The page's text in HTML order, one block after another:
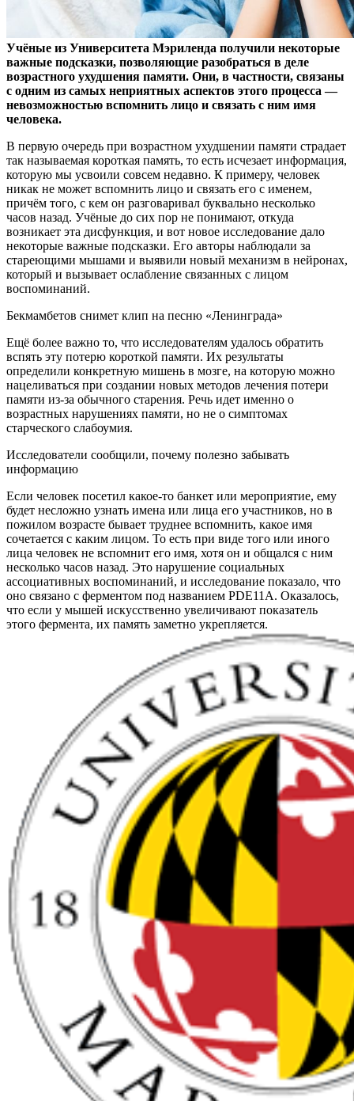
Учёные из Университета Мэриленда получили некоторые
важные подсказки, позволяющие разобраться в деле
возрастного ухудшения памяти. Они, в частности, связаны
с одним из самых неприятных аспектов этого процесса —
невозможностью вспомнить лицо и связать с ним имя
человека.
В первую очередь при возрастном ухудшении памяти страдает
так называемая короткая память, то есть исчезает информация,
которую мы усвоили совсем недавно. К примеру, человек
никак не может вспомнить лицо и связать его с именем,
причём того, с кем он разговаривал буквально несколько
часов назад. Учёные до сих пор не понимают, откуда
возникает эта дисфункция, и вот новое исследование дало
некоторые важные подсказки. Его авторы наблюдали за
стареющими мышами и выявили новый механизм в нейронах,
который и вызывает ослабление связанных с лицом
воспоминаний.
Бекмамбетов снимет клип на песню «Ленинграда»
Ещё более важно то, что исследователям удалось обратить
вспять эту потерю короткой памяти. Их результаты
определили конкретную мишень в мозге, на которую можно
нацеливаться при создании новых методов лечения потери
памяти из-за обычного старения. Речь идет именно о
возрастных нарушениях памяти, но не о симптомах
старческого слабоумия.
Исследователи сообщили, почему полезно забывать
информацию
Если человек посетил какое-то банкет или мероприятие, ему
будет несложно узнать имена или лица его участников, но в
пожилом возрасте бывает труднее вспомнить, какое имя
сочетается с каким лицом. То есть при виде того или иного
лица человек не вспомнит его имя, хотя он и общался с ним
несколько часов назад. Это нарушение социальных
ассоциативных воспоминаний, и исследование показало, что
оно связано с ферментом под названием PDE11A. Оказалось,
что если у мышей искусственно увеличивают показатель
этого фермента, их память заметно укрепляется.